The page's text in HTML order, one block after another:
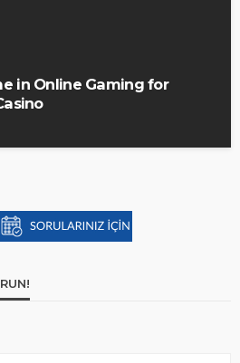
in Online Gaming for